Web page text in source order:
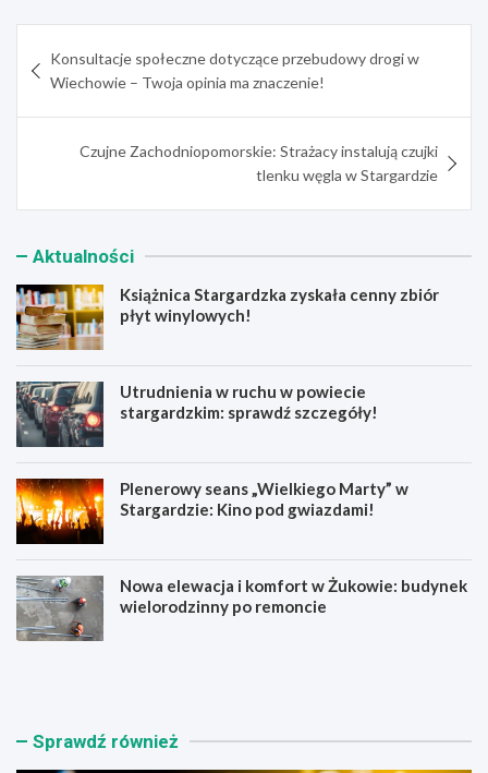
wpisu
Konsultacje społeczne dotyczące przebudowy drogi w
Wiechowie – Twoja opinia ma znaczenie!
Czujne Zachodniopomorskie: Strażacy instalują czujki
tlenku węgla w Stargardzie
Aktualności
Książnica Stargardzka zyskała cenny zbiór
płyt winylowych!
Utrudnienia w ruchu w powiecie
stargardzkim: sprawdź szczegóły!
Plenerowy seans „Wielkiego Marty” w
Stargardzie: Kino pod gwiazdami!
Nowa elewacja i komfort w Żukowie: budynek
wielorodzinny po remoncie
K
n
U
n Sprawdź również